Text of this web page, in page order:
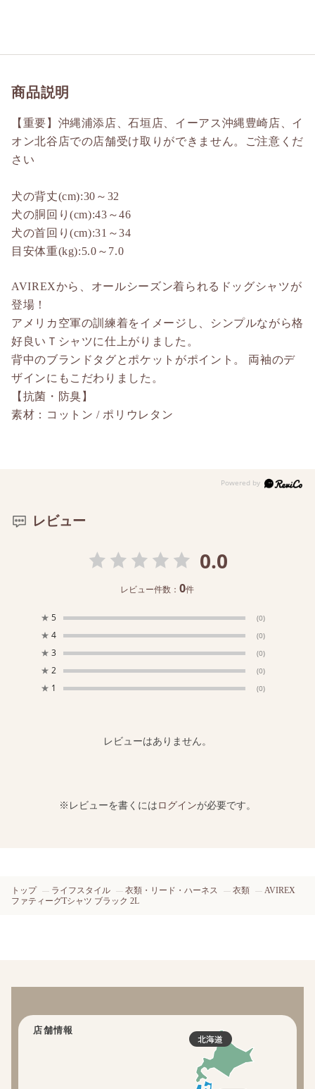
商品説明
【重要】沖縄浦添店、石垣店、イーアス沖縄豊崎店、イ
オン北谷店での店舗受け取りができません。ご注意くだ
さい
犬の背丈(cm):30～32
犬の胴回り(cm):43～46
犬の首回り(cm):31～34
目安体重(kg):5.0～7.0
AVIREXから、オールシーズン着られるドッグシャツが
登場！
アメリカ空軍の訓練着をイメージし、シンプルながら格
好良いＴシャツに仕上がりました。
背中のブランドタグとポケットがポイント。 両袖のデ
ザインにもこだわりました。
【抗菌・防臭】
素材：コットン / ポリウレタン
レビュー
0.0
レビュー件数：0件
★ 5 (0)
★ 4 (0)
★ 3 (0)
★ 2 (0)
★ 1 (0)
レビューはありません。
※レビューを書くにはログインが必要です。
トップ ライフスタイル 衣類・リード・ハーネス 衣類
AVIREX
ファティーグTシャツ ブラック 2L
店舗情報
北海道